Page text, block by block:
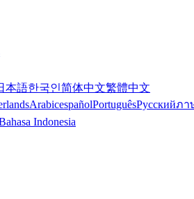
本語한국인简体中文繁體中文
ArabicespañolPortuguêsРусскийภา
Indonesia